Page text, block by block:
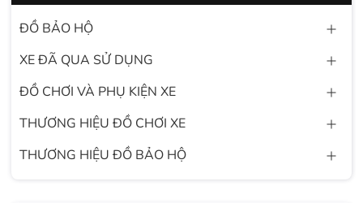
ĐỒ BẢO HỘ
XE ĐÃ QUA SỬ DỤNG
ĐỒ CHƠI VÀ PHỤ KIỆN XE
THƯƠNG HIỆU ĐỒ CHƠI XE
THƯƠNG HIỆU ĐỒ BẢO HỘ